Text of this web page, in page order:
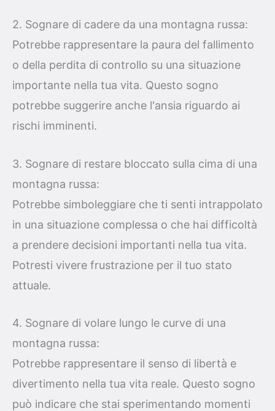
2. Sognare di cadere da una montagna russa:
Potrebbe rappresentare la paura del fallimento
o della perdita di controllo su una situazione
importante nella tua vita. Questo sogno
potrebbe suggerire anche l'ansia riguardo ai
rischi imminenti.
3. Sognare di restare bloccato sulla cima di una
montagna russa:
Potrebbe simboleggiare che ti senti intrappolato
in una situazione complessa o che hai difficoltà
a prendere decisioni importanti nella tua vita.
Potresti vivere frustrazione per il tuo stato
attuale.
4. Sognare di volare lungo le curve di una
montagna russa:
Potrebbe rappresentare il senso di libertà e
divertimento nella tua vita reale. Questo sogno
può indicare che stai sperimentando momenti